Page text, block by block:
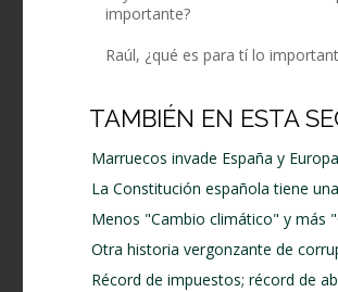
importante?
Raúl, ¿qué es para tí lo
TAMBIÉN EN ESTA
Marruecos invade España y
La Constitución española tiene
Menos "Cambio climático" y más
Otra historia vergonzante de
Récord de impuestos; récord de